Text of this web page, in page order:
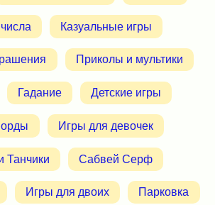
Казуальные игры
Приколы и мультики
Гадание Детские игры
Игры для девочек
Танчики Сабвей Серф
Игры для двоих Парковка